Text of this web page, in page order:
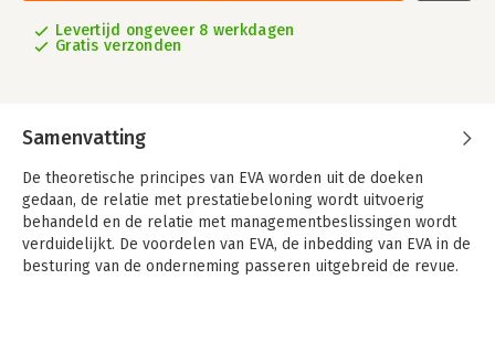
Levertijd ongeveer 8 werkdagen
Gratis verzonden
Samenvatting
De theoretische principes van EVA worden uit de doeken
gedaan, de relatie met prestatiebeloning wordt uitvoerig
behandeld en de relatie met managementbeslissingen wordt
verduidelijkt. De voordelen van EVA, de inbedding van EVA in de
besturing van de onderneming passeren uitgebreid de revue.